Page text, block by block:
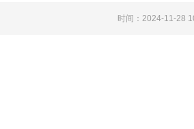
时间：2024-11-28